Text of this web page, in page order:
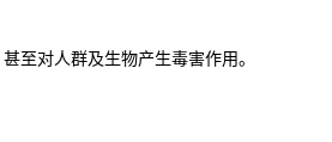
至对人群及生物产生毒害作用。